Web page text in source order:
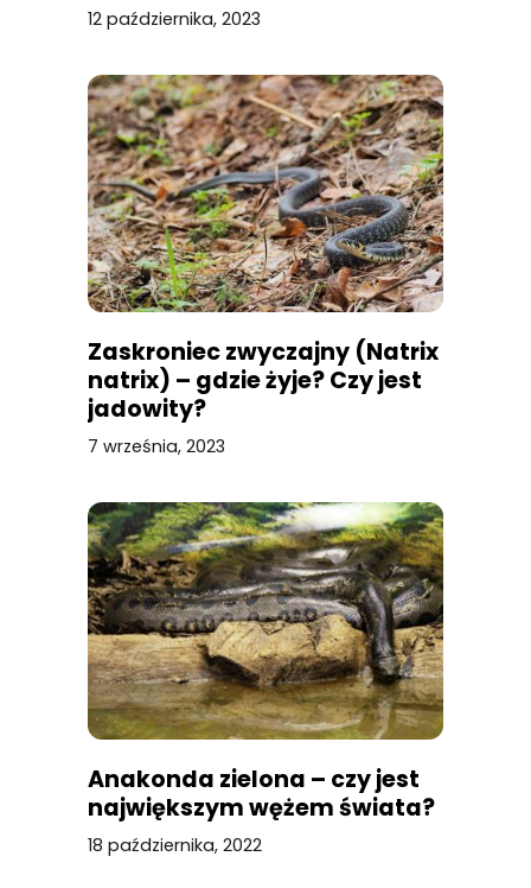
12 października, 2023
Zaskroniec zwyczajny (Natrix
natrix) – gdzie żyje? Czy jest
jadowity?
7 września, 2023
Anakonda zielona – czy jest
największym wężem świata?
18 października, 2022